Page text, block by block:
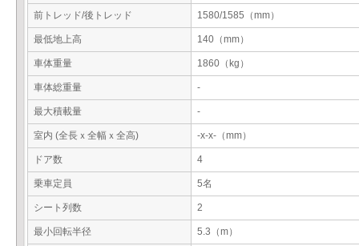
前トレッド/後トレッド 1580/1585（mm）
最低地上高 140（mm）
車体重量 1860（kg）
車体総重量 -
最大積載量 -
室内 (全長ｘ全幅ｘ全高) -x-x-（mm）
ドア数 4
乗車定員 5名
シート列数 2
最小回転半径 5.3（m）